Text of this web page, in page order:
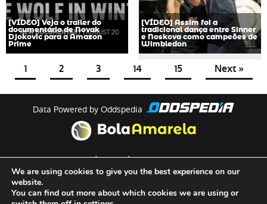
[VÍDEO] Veja o trailer do
documentário de Novak
Djokovic para a Amazon
Prime
[VÍDEO] Assim foi a
tradicional dança entre Sinner
e Noskova como campeões de
Wimbledon
1 2 3 14 15 Next »
Data Powered by Oddspedia
theme bymeow
We are using cookies to give you the best experience on our
website.
You can find out more about which cookies we are using or